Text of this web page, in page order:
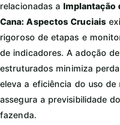
relacionadas a Implantação
Cana: Aspectos Cruciais
rigoroso de etapas e
de indicadores. A adoção
estruturados minimiza
eleva a eficiência do uso de
assegura a previsibilidade
fazenda.